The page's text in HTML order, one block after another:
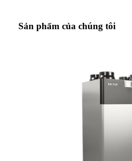
Sản phẩm của chúng tôi